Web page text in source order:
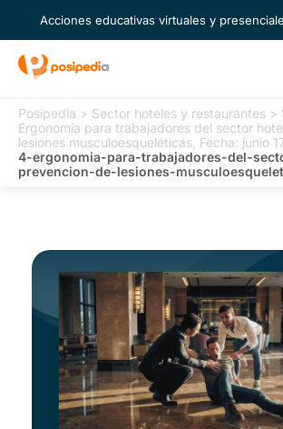
Acciones educativas virtuales y
Posipedia > Sector hoteles y restaurantes >
Ergonomía para trabajadores del sector
lesiones musculoesqueléticas, Fecha: junio
4-ergonomia-para-trabajadores-del-
prevencion-de-lesiones-